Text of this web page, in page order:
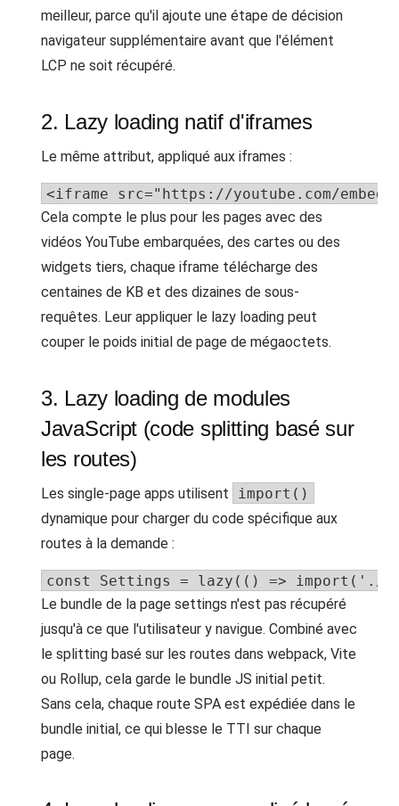
meilleur, parce qu'il ajoute une étape de décision
navigateur supplémentaire avant que l'élément
LCP ne soit récupéré.
2. Lazy loading natif d'iframes
Le même attribut, appliqué aux iframes :
<iframe src="https://youtube.com/
Cela compte le plus pour les pages avec des
vidéos YouTube embarquées, des cartes ou des
widgets tiers, chaque iframe télécharge des
centaines de KB et des dizaines de sous-
requêtes. Leur appliquer le lazy loading peut
couper le poids initial de page de mégaoctets.
3. Lazy loading de modules
JavaScript (code splitting basé sur
les routes)
Les single-page apps utilisent
import()
dynamique pour charger du code spécifique aux
routes à la demande :
const Settings = lazy(() => import('./
Le bundle de la page settings n'est pas récupéré
jusqu'à ce que l'utilisateur y navigue. Combiné avec
le splitting basé sur les routes dans webpack, Vite
ou Rollup, cela garde le bundle JS initial petit.
Sans cela, chaque route SPA est expédiée dans le
bundle initial, ce qui blesse le TTI sur chaque
page.